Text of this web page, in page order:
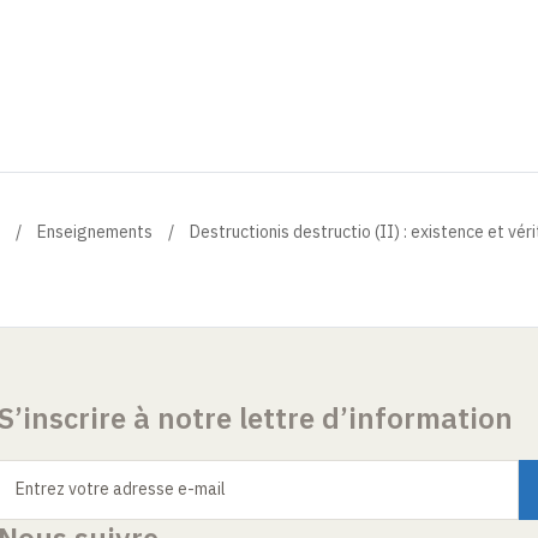
Enseignements Destructionis destructio (II) : existence et
à notre lettre d’information
Entrez votre adresse e-mail